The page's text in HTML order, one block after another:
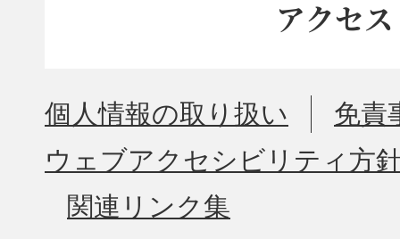
アクセス
個人情報の取り扱い
免責
ウェブアクセシビリティ方
関連リンク集